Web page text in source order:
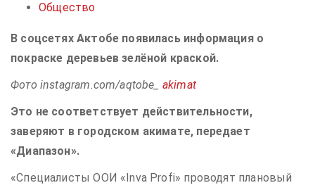
Общество
В соцсетях Актобе появилась информация о
покраске деревьев зелёной краской.
Фото instagram.com/aqtobe_ akimat
Это не соответствует действительности,
заверяют в городском акимате, передает
«Диапазон».
«Специалисты ООИ «Inva Profi» проводят плановый